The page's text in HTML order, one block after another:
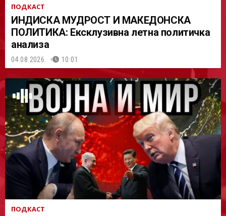
ПОДКАСТ
ИНДИСКА МУДРОСТ И МАКЕДОНСКА
ПОЛИТИКА: Ексклузивна летна политичка
анализа
04.08.2026. 10:01
ПОДКАСТ